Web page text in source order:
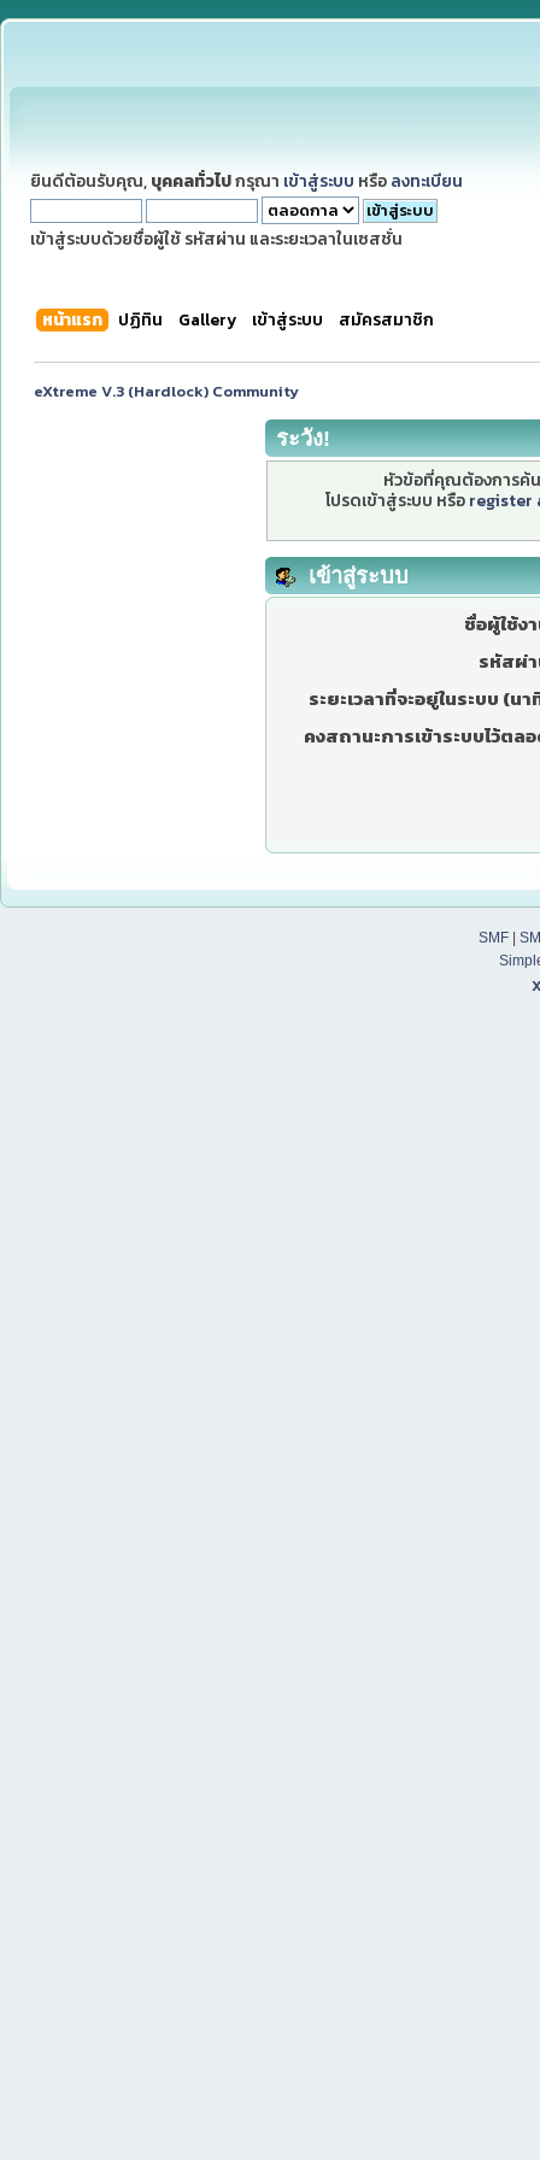
ยินดีต้อนรับคุณ, บุคคลทั่วไปกรุณา เข้าสู่ระบบ หรือ ลงทะเบียน
เข้าสู่ระบบด้วยชื่อผู้ใช้ รหัสผ่าน และระยะเวลาในเซสชั่น
หน้าแรก ปฏิทิน Gallery เข้าสู่ระบบ สมัครสมาชิก
eXtreme V.3 (Hardlock) Community
ระวัง!
หัวข้อที่คุณต้องการค้
โปรดเข้าสู่ระบบ หรือ register
เข้าสู่ระบบ
ชื่อผู้ใช้ง
รหัสผ่
ระยะเวลาที่จะอยู่ในระบบ (นา
คงสถานะการเข้าระบบไว้ตล
SMF|